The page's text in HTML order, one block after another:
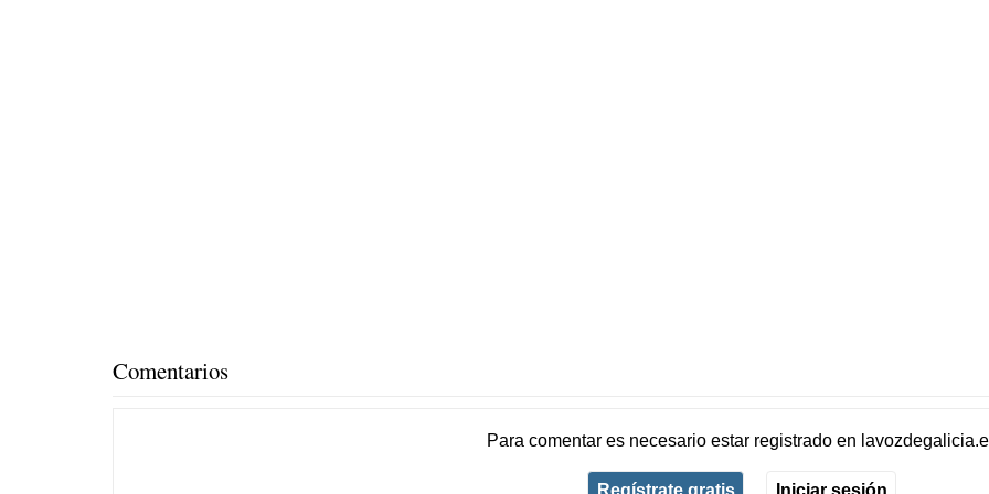
Comentarios
Para comentar es necesario estar registradoen
Regístrate gratis Iniciar sesión